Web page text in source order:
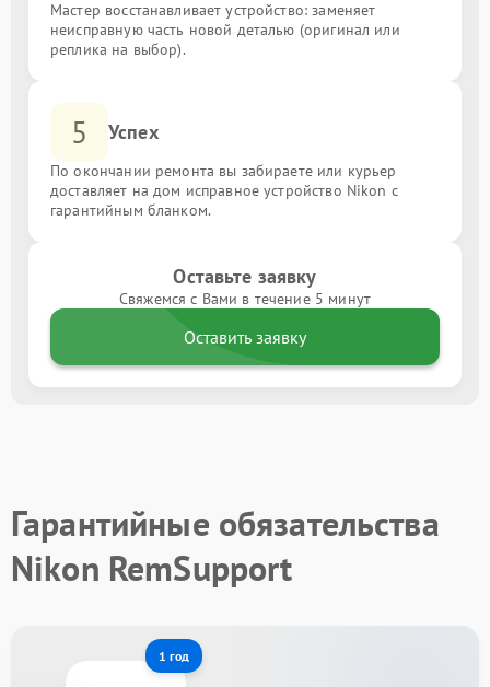
Мастер восстанавливает устройство: заменяет
неисправную часть новой деталью (оригинал или
реплика на выбор).
5 Успех
По окончании ремонта вы забираете или курьер
доставляет на дом исправное устройство Nikon с
гарантийным бланком.
Оставьте заявку
Свяжемся с Вами в течение 5 минут
Оставить заявку
Гарантийные обязательства
Nikon RemSupport
1 год